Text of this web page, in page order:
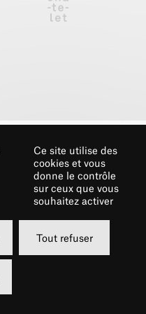
, quatre fois lauréate aux
est aujourd’hui l’une
artistes de la musique
Ce site utilise des
cookies et vous
donne le contrôle
sur ceux que vous
souhaitez activer
Tout refuser